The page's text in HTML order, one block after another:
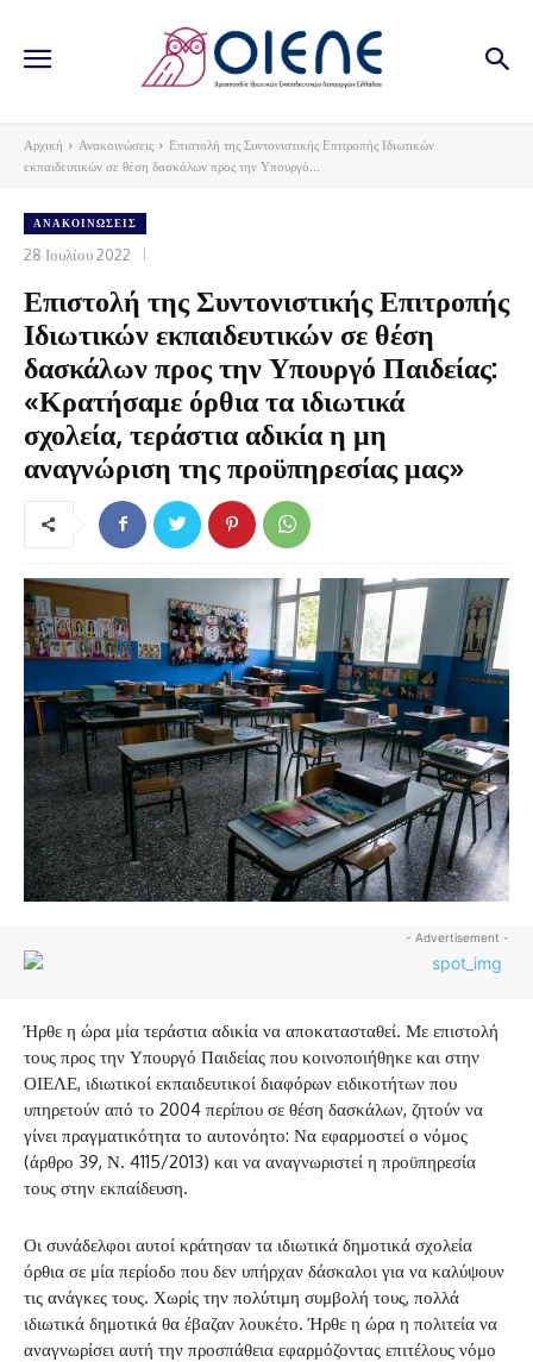
Αρχική Ανακοινώσεις
Επιστολή της Συντονιστικής Επιτροπής Ιδιωτικών
εκπαιδευτικών σε θέση δασκάλων προς την Υπουργό...
ΑΝΑΚΟΙΝΏΣΕΙΣ
28 Ιουλίου 2022
Επιστολή της Συντονιστικής Επιτροπής
Ιδιωτικών εκπαιδευτικών σε θέση
δασκάλων προς την Υπουργό Παιδείας:
«Κρατήσαμε όρθια τα ιδιωτικά
σχολεία, τεράστια αδικία η μη
αναγνώριση της προϋπηρεσίας μας»
- Advertisement -
Ήρθε η ώρα μία τεράστια αδικία να αποκατασταθεί. Με επιστολή
τους προς την Υπουργό Παιδείας που κοινοποιήθηκε και στην
ΟΙΕΛΕ, ιδιωτικοί εκπαιδευτικοί διαφόρων ειδικοτήτων που
υπηρετούν από το 2004 περίπου σε θέση δασκάλων, ζητούν να
γίνει πραγματικότητα το αυτονόητο: Να εφαρμοστεί ο νόμος
(άρθρο 39, Ν. 4115/2013) και να αναγνωριστεί η προϋπηρεσία
τους στην εκπαίδευση.
Οι συνάδελφοι αυτοί κράτησαν τα ιδιωτικά δημοτικά σχολεία
όρθια σε μία περίοδο που δεν υπήρχαν δάσκαλοι για να καλύψουν
τις ανάγκες τους. Χωρίς την πολύτιμη συμβολή τους, πολλά
ιδιωτικά δημοτικά θα έβαζαν λουκέτο. Ήρθε η ώρα η πολιτεία να
αναγνωρίσει αυτή την προσπάθεια εφαρμόζοντας επιτέλους νόμο